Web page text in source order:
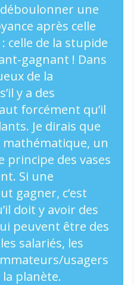
déboulonner une
après celle
celle de la stupide
gagnant ! Dans
de la
y a des
forcément qu’il
Je dirais que
mathématique, un
principe des vases
Si une
gagner, c’est
doit y avoir des
peuvent être des
salariés, les
usagers
planète.